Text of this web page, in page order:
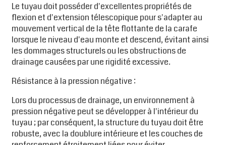
Le tuyau doit posséder d'excellentes propriétés de
flexion et d'extension télescopique pour s'adapter au
mouvement vertical de la tête flottante de la carafe
lorsque le niveau d'eau monte et descend, évitant ainsi
les dommages structurels ou les obstructions de
drainage causées par une rigidité excessive.
Résistance à la pression négative :
Lors du processus de drainage, un environnement à
pression négative peut se développer à l'intérieur du
tuyau ; par conséquent, la structure du tuyau doit être
robuste, avec la doublure intérieure et les couches de